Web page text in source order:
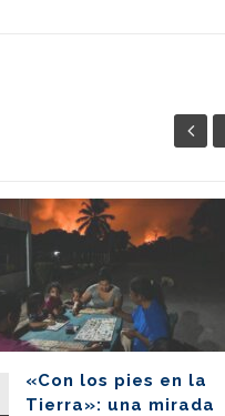
«Con los pies en la
Tierra»: una mirada